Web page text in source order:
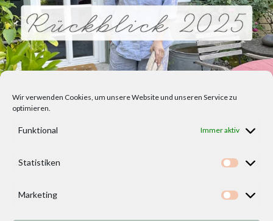
Wir verwenden Cookies, um unsere Website und unseren Service zu
optimieren.
Funktional Immer aktiv
Statistiken
Marketing